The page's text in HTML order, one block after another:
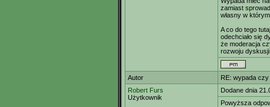
zamiast
własny w
A co do tego
odechciało się
że moderacja
rozwoju
Autor
RE: wypada
Robert Furs
Użytkownik
Dodane dnia
Powyższa